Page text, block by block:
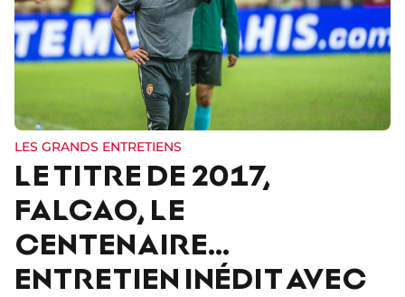
LES GRANDS ENTRETIENS
LE TITRE DE 2017,
FALCAO, LE
CENTENAIRE…
ENTRETIEN INÉDIT AVEC